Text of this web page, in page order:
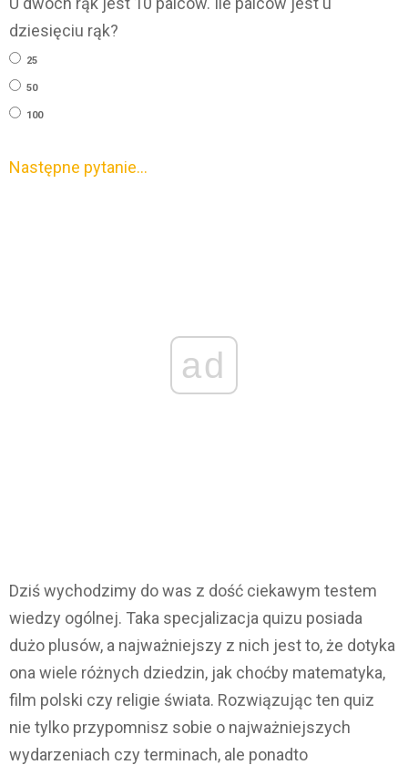
dziesięciu rąk?
25
50
100
Następne pytanie…
ad
Dziś wychodzimy do was z dość ciekawym testem
wiedzy ogólnej. Taka specjalizacja quizu posiada
dużo plusów, a najważniejszy z nich jest to, że dotyka
ona wiele różnych dziedzin, jak choćby matematyka,
film polski czy religie świata. Rozwiązując ten quiz
nie tylko przypomnisz sobie o najważniejszych
wydarzeniach czy terminach, ale ponadto